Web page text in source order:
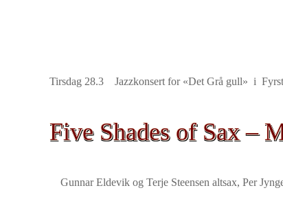
Tirsdag 28.3 Jazzkonsert for «Det Grå gull» i
Five Shades of Sax –
Gunnar Eldevik og Terje Steensen altsax, Per